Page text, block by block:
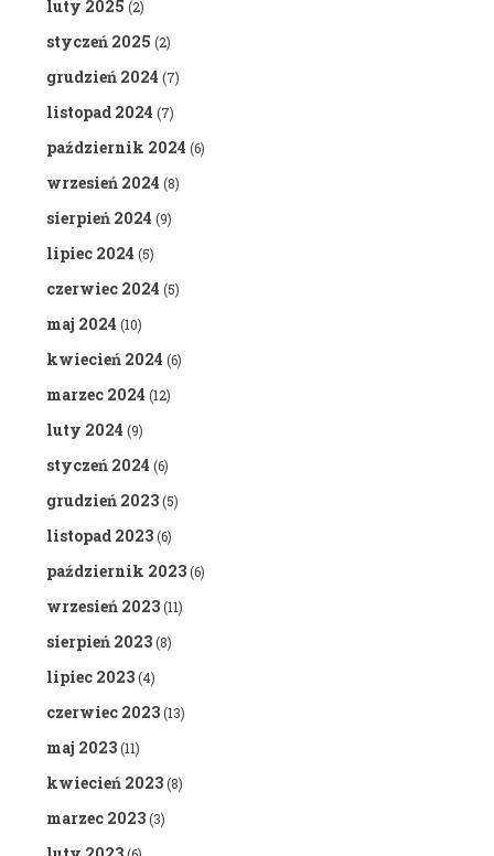
luty 2025 (2)
styczeń 2025 (2)
grudzień 2024 (7)
listopad 2024 (7)
październik 2024 (6)
wrzesień 2024 (8)
sierpień 2024 (9)
lipiec 2024 (5)
czerwiec 2024 (5)
maj 2024 (10)
kwiecień 2024 (6)
marzec 2024 (12)
luty 2024 (9)
styczeń 2024 (6)
grudzień 2023(5)
listopad 2023(6)
październik 2023(6)
wrzesień 2023(11)
sierpień 2023(8)
lipiec 2023(4)
czerwiec 2023(13)
maj 2023(11)
kwiecień 2023(8)
marzec 2023(3)